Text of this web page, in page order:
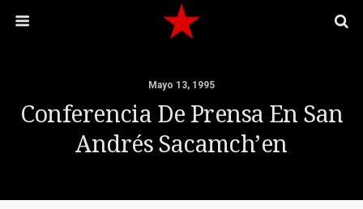
Mayo 13, 1995
Conferencia De Prensa En San
Andrés Sacamch’en